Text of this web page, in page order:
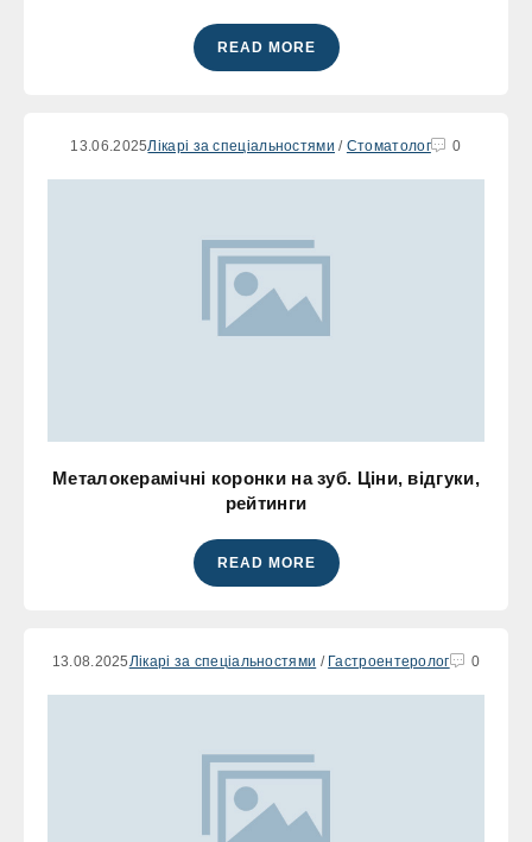
READ MORE
13.06.2025Лікарі за спеціальностями / Стоматолог 0
Металокерамічні коронки на зуб. Ціни, відгуки,
рейтинги
READ MORE
13.08.2025 Лікарі за спеціальностями / Гастроентеролог 0